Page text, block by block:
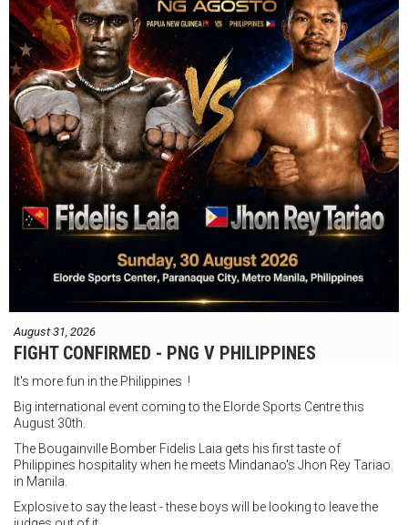
August 31, 2026
FIGHT CONFIRMED - PNG V PHILIPPINES
It's more fun in the Philippines !
Big international event coming to the Elorde Sports Centre this
August 30th.
The Bougainville Bomber Fidelis Laia gets his first taste of
Philippines hospitality when he meets Mindanao's Jhon Rey Tariao
in Manila.
Explosive to say the least - these boys will be looking to leave the